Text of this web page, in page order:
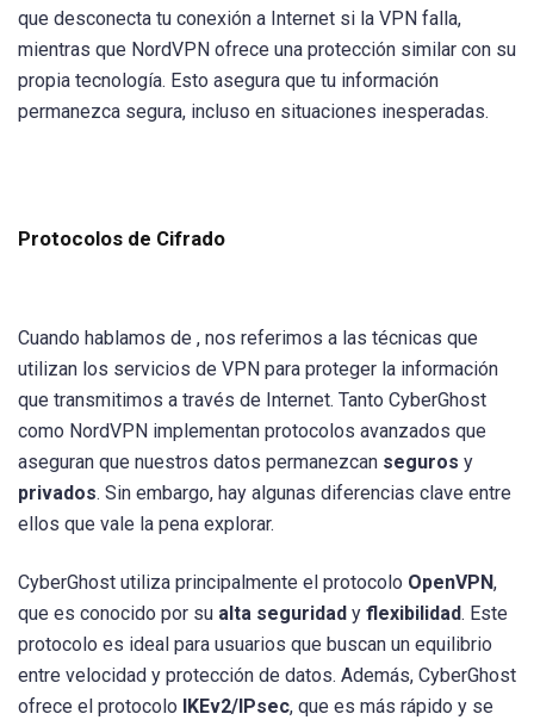
que desconecta tu conexión a Internet si la VPN falla,
mientras que NordVPN ofrece una protección similar con su
propia tecnología. Esto asegura que tu información
permanezca segura, incluso en situaciones inesperadas.
Protocolos de Cifrado
Cuando hablamos de , nos referimos a las técnicas que
utilizan los servicios de VPN para proteger la información
que transmitimos a través de Internet. Tanto CyberGhost
como NordVPN implementan protocolos avanzados que
aseguran que nuestros datos permanezcan seguros y
privados. Sin embargo, hay algunas diferencias clave entre
ellos que vale la pena explorar.
CyberGhost utiliza principalmente el protocolo OpenVPN,
que es conocido por su alta seguridad y flexibilidad. Este
protocolo es ideal para usuarios que buscan un equilibrio
entre velocidad y protección de datos. Además, CyberGhost
ofrece el protocolo
IKEv2/IPsec, que es más rápido y se